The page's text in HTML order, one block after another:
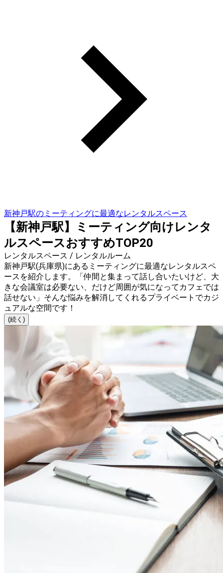
新神戸駅のミーティングに最適なレンタルスペース
【新神戸駅】ミーティング向けレンタ
ルスペースおすすめTOP20
レンタルスペース / レンタルルーム
新神戸駅(兵庫県)にあるミーティングに最適なレンタルスペ
ースを紹介します。「仲間と集まって話し合いたいけど、大
きな会議室は必要ない、だけど周囲が気になってカフェでは
話せない」そんな悩みを解消してくれるプライベートでカジ
ュアルな空間です！
(続く)